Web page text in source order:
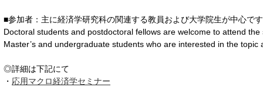
■参加者：主に経済学研究科の関連する教員および大学院生が中心で
Doctoral students and postdoctoral fellows are welcome to attend the
Master’s and undergraduate students who are interested in the topic
◎詳細は下記にて
・ 応用マクロ経済学セミナー